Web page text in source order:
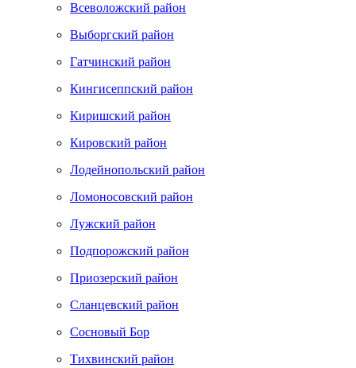
Всеволожский район
Выборгский район
Гатчинский район
Кингисеппский район
Киришский район
Кировский район
Лодейнопольский район
Ломоносовский район
Лужский район
Подпорожский район
Приозерский район
Сланцевский район
Сосновый Бор
Тихвинский район